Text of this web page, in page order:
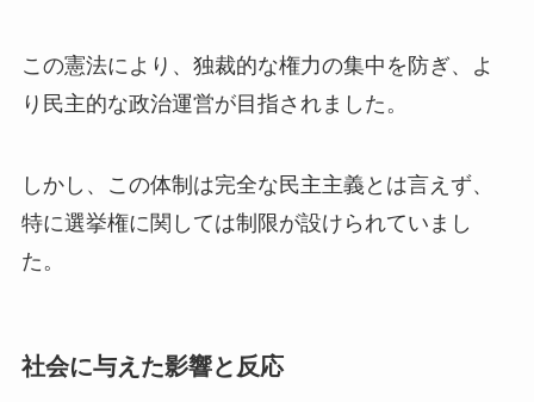
この憲法により、独裁的な権力の集中を防ぎ、よ
り民主的な政治運営が目指されました。
しかし、この体制は完全な民主主義とは言えず、
特に選挙権に関しては制限が設けられていまし
た。
社会に与えた影響と反応